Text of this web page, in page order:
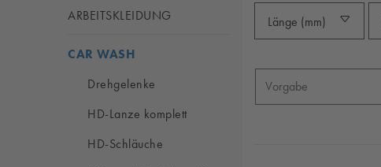
ARBEITSKLEIDUNG
CAR WASH
Drehgelenke
HD-Lanze komplett
HD-Schläuche
Länge (mm)